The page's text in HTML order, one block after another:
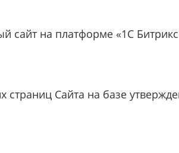
сайт на платформе «1С
Сайта на базе